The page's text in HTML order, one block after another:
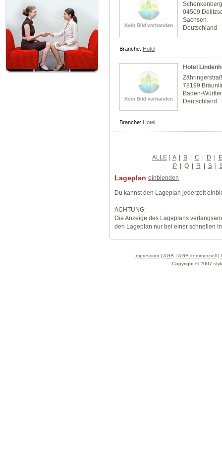
04509
Sachsen
Deutschland
Branche: Hotel
Hotel
78199
Baden-
Deutschland
Branche: Hotel
ALLE| A | B | C | D | E
P | Q | R | S |
Lageplan einblenden
Du kannst den Lageplan jederzeit
ACHTUNG:
Die Anzeige des Lageplans
den Lageplan nur bei einer schnellen
Impressum| AGB | AGB kommerziell|
Copyright © 2007